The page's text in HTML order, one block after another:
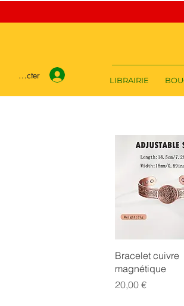
connecter LIBRAIRIE
Aperçu
Bracelet cuivre
magnétique
Prix
20,00 €